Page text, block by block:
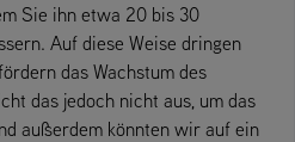
Sie ihn etwa 20 bis 30
Auf diese Weise dringen
das Wachstum des
das jedoch nicht aus, um das
außerdem könnten wir auf ein